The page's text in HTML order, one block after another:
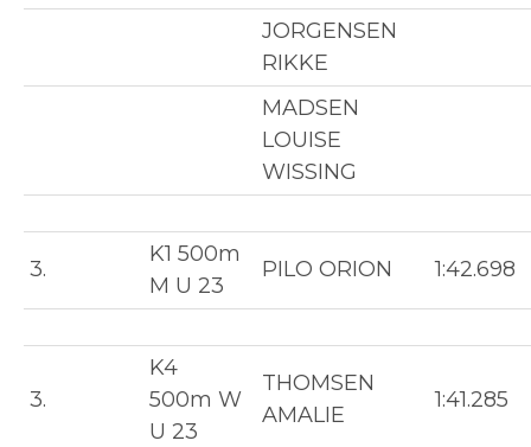
JORGENSEN
RIKKE
MADSEN
LOUISE
WISSING
3.
K1 500m
M U 23
PILO ORION 1:42.698
3.
K4
500m W
U 23
THOMSEN
AMALIE
1:41.285